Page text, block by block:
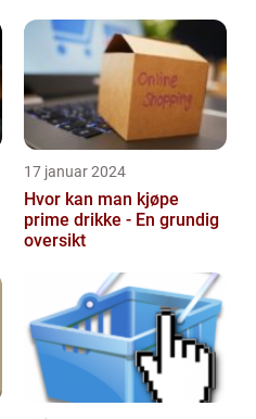
17 januar 2024
Hvor kan man kjøpe
prime drikke - En grundig
oversikt